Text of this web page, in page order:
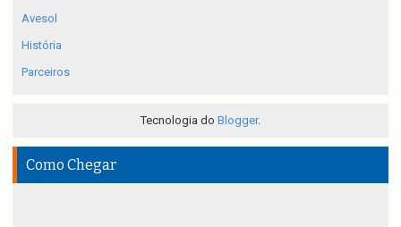
Avesol
História
Parceiros
Tecnologia do Blogger.
Como Chegar